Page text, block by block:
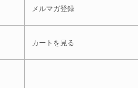
メルマガ登録
カートを見る